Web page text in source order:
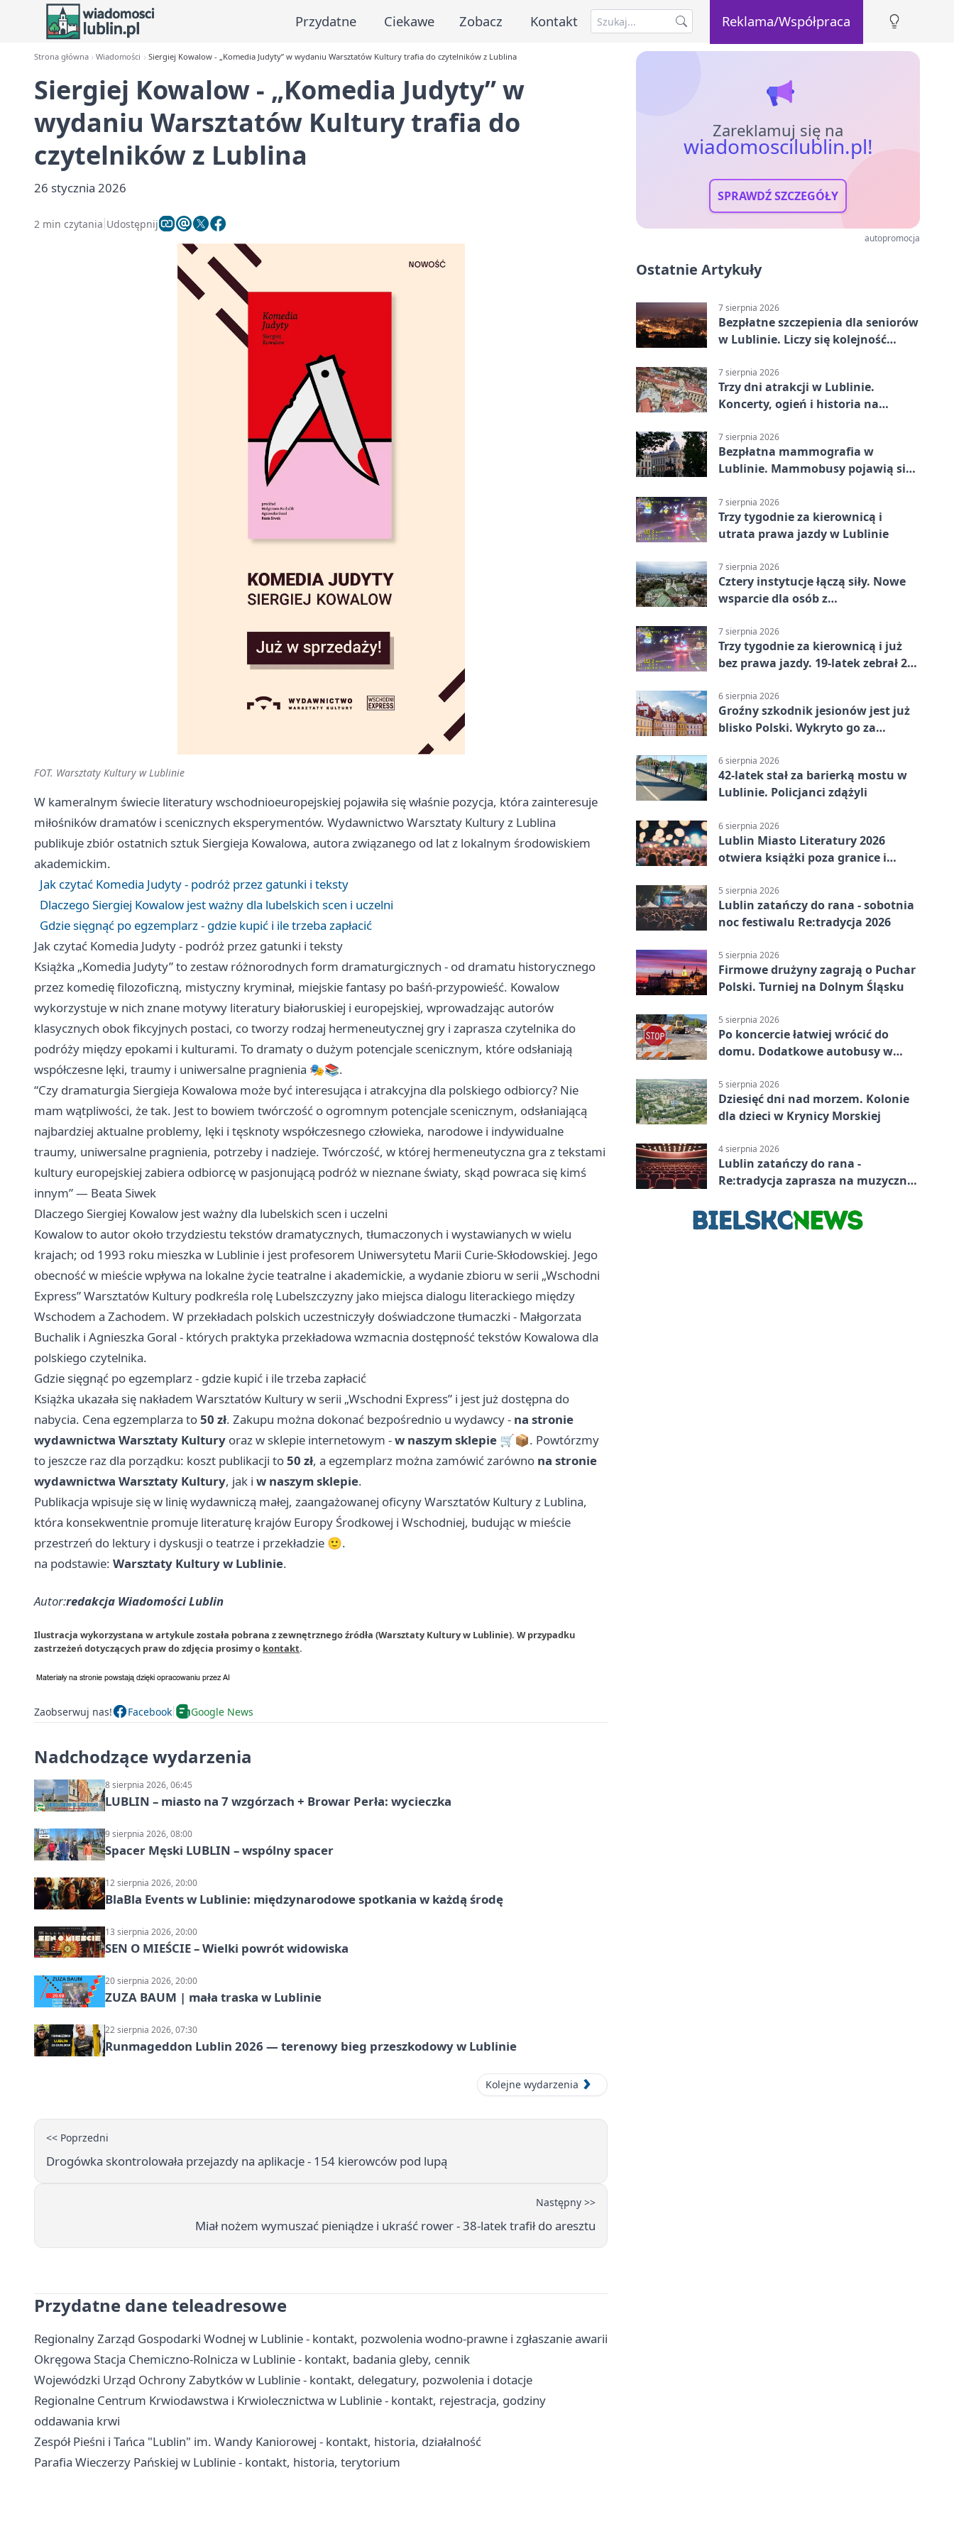
Przydatne Ciekawe Zobacz Kontakt Reklama/Współpraca
Strona główna Wiadomości Siergiej Kowalow - „Komedia Judyty” w wydaniu Warsztatów Kultury trafia do czytelników z Lublina
Siergiej Kowalow - „Komedia Judyty” w
wydaniu Warsztatów Kultury trafia do
czytelników z Lublina
26 stycznia 2026
2 min czytania Udostępnij
FOT. Warsztaty Kultury w Lublinie
W kameralnym świecie literatury wschodnioeuropejskiej pojawiła się właśnie pozycja, która zainteresuje
miłośników dramatów i scenicznych eksperymentów. Wydawnictwo Warsztaty Kultury z Lublina
publikuje zbiór ostatnich sztuk Siergieja Kowalowa, autora związanego od lat z lokalnym środowiskiem
akademickim.
Jak czytać Komedia Judyty - podróż przez gatunki i teksty
Dlaczego Siergiej Kowalow jest ważny dla lubelskich scen i uczelni
Gdzie sięgnąć po egzemplarz - gdzie kupić i ile trzeba zapłacić
Jak czytać Komedia Judyty - podróż przez gatunki i teksty
Książka „Komedia Judyty” to zestaw różnorodnych form dramaturgicznych - od dramatu historycznego
przez komedię filozoficzną, mistyczny kryminał, miejskie fantasy po baśń-przypowieść. Kowalow
wykorzystuje w nich znane motywy literatury białoruskiej i europejskiej, wprowadzając autorów
klasycznych obok fikcyjnych postaci, co tworzy rodzaj hermeneutycznej gry i zaprasza czytelnika do
podróży między epokami i kulturami. To dramaty o dużym potencjale scenicznym, które odsłaniają
współczesne lęki, traumy i uniwersalne pragnienia 🎭📚.
“Czy dramaturgia Siergieja Kowalowa może być interesująca i atrakcyjna dla polskiego odbiorcy? Nie
mam wątpliwości, że tak. Jest to bowiem twórczość o ogromnym potencjale scenicznym, odsłaniającą
najbardziej aktualne problemy, lęki i tęsknoty współczesnego człowieka, narodowe i indywidualne
traumy, uniwersalne pragnienia, potrzeby i nadzieje. Twórczość, w której hermeneutyczna gra z tekstami
kultury europejskiej zabiera odbiorcę w pasjonującą podróż w nieznane światy, skąd powraca się kimś
innym” — Beata Siwek
Dlaczego Siergiej Kowalow jest ważny dla lubelskich scen i uczelni
Kowalow to autor około trzydziestu tekstów dramatycznych, tłumaczonych i wystawianych w wielu
krajach; od 1993 roku mieszka w Lublinie i jest profesorem Uniwersytetu Marii Curie-Skłodowskiej. Jego
obecność w mieście wpływa na lokalne życie teatralne i akademickie, a wydanie zbioru w serii „Wschodni
Express” Warsztatów Kultury podkreśla rolę Lubelszczyzny jako miejsca dialogu literackiego między
Wschodem a Zachodem. W przekładach polskich uczestniczyły doświadczone tłumaczki - Małgorzata
Buchalik i Agnieszka Goral - których praktyka przekładowa wzmacnia dostępność tekstów Kowalowa dla
polskiego czytelnika.
Gdzie sięgnąć po egzemplarz - gdzie kupić i ile trzeba zapłacić
Książka ukazała się nakładem Warsztatów Kultury w serii „Wschodni Express” i jest już dostępna do
nabycia. Cena egzemplarza to50 zł. Zakupu można dokonać bezpośrednio u wydawcy - na stronie
wydawnictwa Warsztaty Kultury oraz w sklepie internetowym -w naszym sklepie 🛒📦. Powtórzmy
to jeszcze raz dla porządku: koszt publikacji to50 zł, a egzemplarz można zamówić zarówno na stronie
wydawnictwa Warsztaty Kultury, jak i w naszym sklepie.
Publikacja wpisuje się w linię wydawniczą małej, zaangażowanej oficyny Warsztatów Kultury z Lublina,
która konsekwentnie promuje literaturę krajów Europy Środkowej i Wschodniej, budując w mieście
przestrzeń do lektury i dyskusji o teatrze i przekładzie 🙂.
na podstawie: Warsztaty Kultury w Lublinie.
Autor:redakcja Wiadomości Lublin
Ilustracja wykorzystana w artykule została pobrana z zewnętrznego źródła (Warsztaty Kultury w Lublinie). W przypadku
zastrzeżeń dotyczących praw do zdjęcia prosimy o kontakt.
Zaobserwuj nas! Facebook Google News
Nadchodzące wydarzenia
8 sierpnia 2026, 06:45
LUBLIN – miasto na 7 wzgórzach + Browar Perła: wycieczka
9 sierpnia 2026, 08:00
Spacer Męski LUBLIN – wspólny spacer
12 sierpnia 2026, 20:00
BlaBla Events w Lublinie: międzynarodowe spotkania w każdą środę
13 sierpnia 2026, 20:00
SEN O MIEŚCIE – Wielki powrót widowiska
20 sierpnia 2026, 20:00
ZUZA BAUM | mała traska w Lublinie
22 sierpnia 2026, 07:30
Runmageddon Lublin 2026 — terenowy bieg przeszkodowy w Lublinie
Kolejne wydarzenia
<< Poprzedni
Drogówka skontrolowała przejazdy na aplikacje - 154 kierowców pod lupą
Następny >>
Miał nożem wymuszać pieniądze i ukraść rower - 38-latek trafił do aresztu
Przydatne dane teleadresowe
Regionalny Zarząd Gospodarki Wodnej w Lublinie - kontakt, pozwolenia wodno-prawne i zgłaszanie awarii
Okręgowa Stacja Chemiczno-Rolnicza w Lublinie - kontakt, badania gleby, cennik
Wojewódzki Urząd Ochrony Zabytków w Lublinie - kontakt, delegatury, pozwolenia i dotacje
Regionalne Centrum Krwiodawstwa i Krwiolecznictwa w Lublinie - kontakt, rejestracja, godziny
oddawania krwi
Zespół Pieśni i Tańca "Lublin" im. Wandy Kaniorowej - kontakt, historia, działalność
Parafia Wieczerzy Pańskiej w Lublinie - kontakt, historia, terytorium
Zareklamuj się na
wiadomoscilublin.pl!
SPRAWDŹ SZCZEGÓŁY
autopromocja
Ostatnie Artykuły
7 sierpnia 2026
Bezpłatne szczepienia dla seniorów
w Lublinie. Liczy się kolejność
7 sierpnia 2026
Trzy dni atrakcji w Lublinie.
Koncerty, ogień i historia na
7 sierpnia 2026
Bezpłatna mammografia w
Lublinie. Mammobusy pojawią się
7 sierpnia 2026
Trzy tygodnie za kierownicą i
utrata prawa jazdy w Lublinie
7 sierpnia 2026
Cztery instytucje łączą siły. Nowe
wsparcie dla osób z
7 sierpnia 2026
Trzy tygodnie za kierownicą i już
bez prawa jazdy. 19-latek zebrał 23
6 sierpnia 2026
Groźny szkodnik jesionów jest już
blisko Polski. Wykryto go za
6 sierpnia 2026
42-latek stał za barierką mostu w
Lublinie. Policjanci zdążyli
6 sierpnia 2026
Lublin Miasto Literatury 2026
otwiera książki poza granice i
5 sierpnia 2026
Lublin zatańczy do rana - sobotnia
noc festiwalu Re:tradycja 2026
5 sierpnia 2026
Firmowe drużyny zagrają o Puchar
Polski. Turniej na Dolnym Śląsku
5 sierpnia 2026
Po koncercie łatwiej wrócić do
domu. Dodatkowe autobusy w
5 sierpnia 2026
Dziesięć dni nad morzem. Kolonie
dla dzieci w Krynicy Morskiej
4 sierpnia 2026
Lublin zatańczy do rana -
Re:tradycja zaprasza na muzyczną